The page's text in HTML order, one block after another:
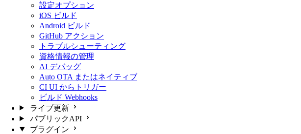
設定オプション
iOS ビルド
Android ビルド
GitHub アクション
トラブルシューティング
資格情報の管理
AI デバッグ
Auto OTA またはネイティブ
CI UI からトリガー
ビルド Webhooks
ライブ更新
パブリックAPI
プラグイン